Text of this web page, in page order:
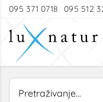
095 371 0718 095 512